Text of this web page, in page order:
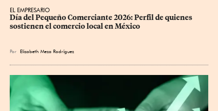
EL EMPRESARIO
Día del Pequeño Comerciante 2026: Perfil de quienes
sostienen el comercio local en México
Por Elizabeth Meza Rodríguez